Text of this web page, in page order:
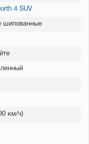
4 SUV
шипованные
км/ч)